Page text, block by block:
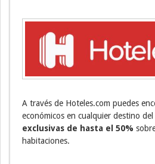
A través de Hoteles.com puedes
económicos en cualquier destino
exclusivas de hasta el 50%
habitaciones.